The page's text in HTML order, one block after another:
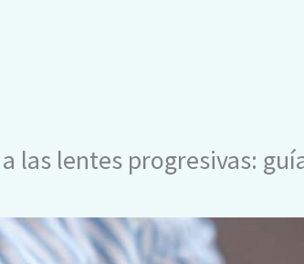
las lentes progresivas: